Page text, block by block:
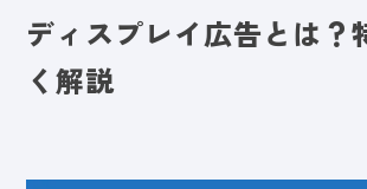
ディスプレイ広告とは
く解説